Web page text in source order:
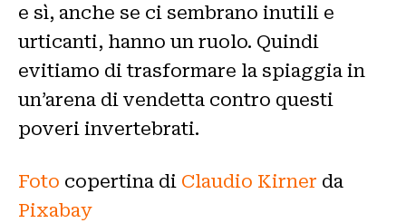
e sì, anche se ci sembrano inutili e
urticanti, hanno un ruolo. Quindi
evitiamo di trasformare la spiaggia in
un’arena di vendetta contro questi
poveri invertebrati.
Foto copertina di Claudio Kirner da
Pixabay